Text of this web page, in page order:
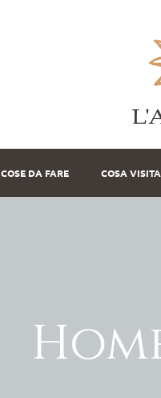
COSE DA FARE COSA